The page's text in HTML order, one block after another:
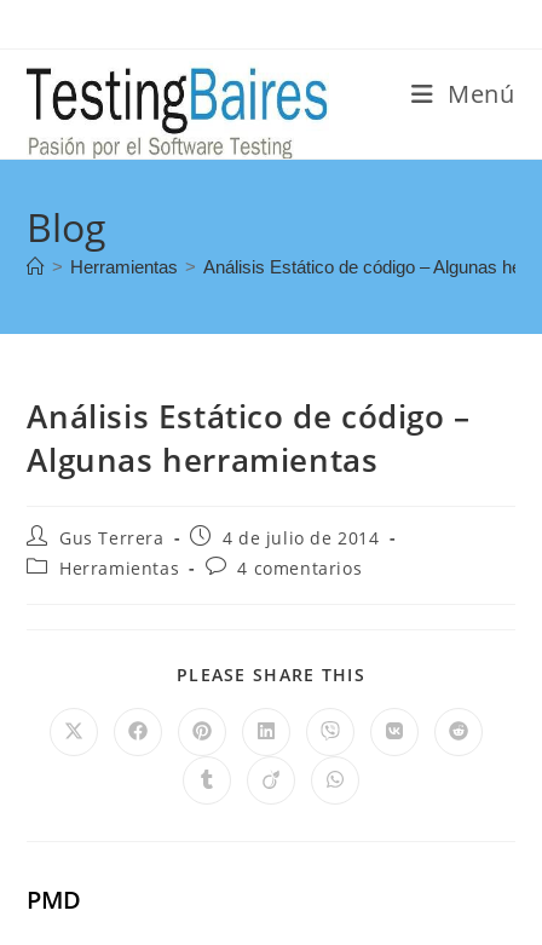
Menú
Blog
> Herramientas > Análisis Estático de código – Algunas
Análisis Estático de código –
Algunas herramientas
Gus Terrera
4 de julio de 2014
Herramientas
4 comentarios
PLEASE SHARE THIS
PMD